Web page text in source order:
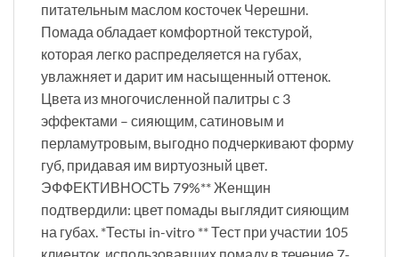
питательным маслом косточек Черешни.
Помада обладает комфортной текстурой,
которая легко распределяется на губах,
увлажняет и дарит им насыщенный оттенок.
Цвета из многочисленной палитры с 3
эффектами – сияющим, сатиновым и
перламутровым, выгодно подчеркивают форму
губ, придавая им виртуозный цвет.
ЭФФЕКТИВНОСТЬ 79%** Женщин
подтвердили: цвет помады выглядит сияющим
на губах. *Тесты in-vitro ** Тест при участии 105